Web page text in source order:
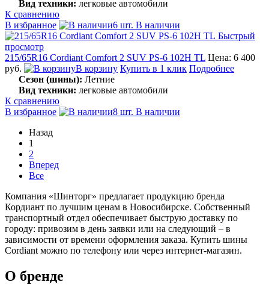
Вид техники: легковые автомобили
К сравнению
В избранное
6 шт. В наличии
Быстрый
просмотр
215/65R16 Cordiant Comfort 2 SUV PS-6 102H TL Цена: 6 400
руб.
В корзину Купить в 1 клик Подробнее
Сезон (шины): Летние
Вид техники: легковые автомобили
К сравнению
В избранное
8 шт. В наличии
Назад
1
2
Вперед
Все
Компания «Шинторг» предлагает продукцию бренда
Кордиант по лучшим ценам в Новосибирске. Собственный
транспортный отдел обеспечивает быструю доставку по
городу: привозим в день заявки или на следующий – в
зависимости от времени оформления заказа. Купить шины
Cordiant можно по телефону или через интернет-магазин.
О бренде